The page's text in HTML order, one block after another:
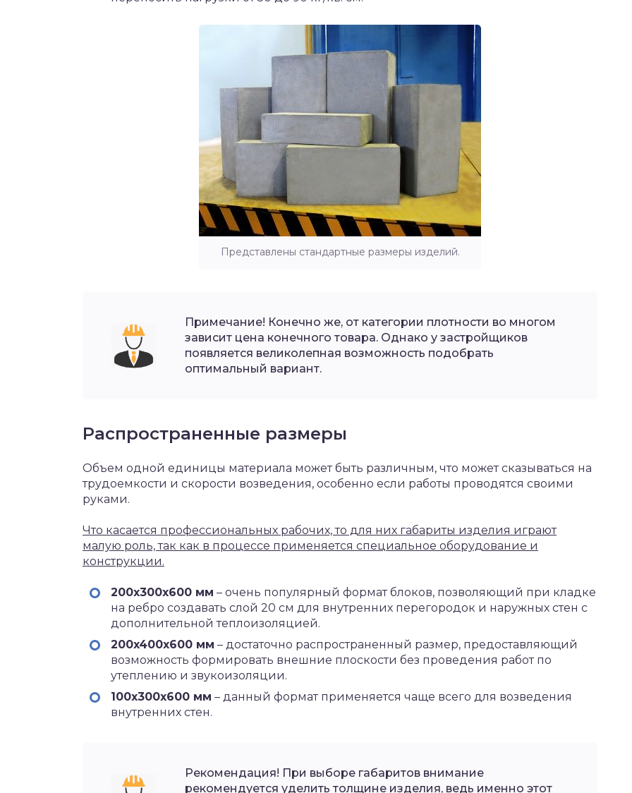
Представлены стандартные размеры изделий.
Примечание! Конечно же, от категории плотности во многом
зависит цена конечного товара. Однако у застройщиков
появляется великолепная возможность подобрать
оптимальный вариант.
Распространенные размеры
Объем одной единицы материала может быть различным, что может сказываться на
трудоемкости и скорости возведения, особенно если работы проводятся своими
руками.
Что касается профессиональных рабочих, то для них габариты изделия играют
малую роль, так как в процессе применяется специальное оборудование и
конструкции.
200x300x600 мм – очень популярный формат блоков, позволяющий при кладке
на ребро создавать слой 20 см для внутренних перегородок и наружных стен с
дополнительной теплоизоляцией.
200x400x600 мм – достаточно распространенный размер, предоставляющий
возможность формировать внешние плоскости без проведения работ по
утеплению и звукоизоляции.
100x300x600 мм – данный формат применяется чаще всего для возведения
внутренних стен.
Рекомендация! При выборе габаритов внимание
рекомендуется уделить толщине изделия, ведь именно этот